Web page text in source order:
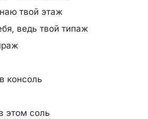
твой этаж
ведь твой типаж
консоль
этом соль